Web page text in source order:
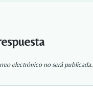
electrónico no será publicada.